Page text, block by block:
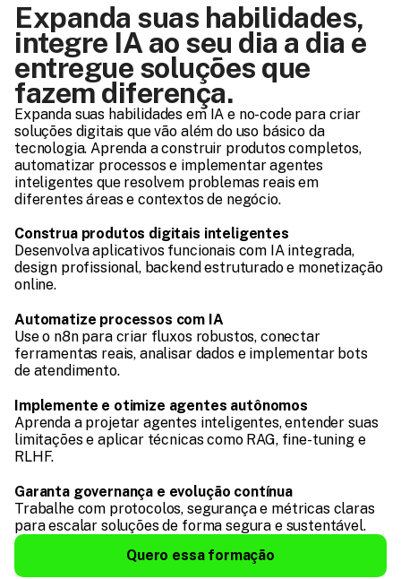
Expanda suas habilidades,
integre IA ao seu dia a dia e
entregue soluções que
fazem diferença.
Expanda suas habilidades em IA e no-code para criar
soluções digitais que vão além do uso básico da
tecnologia. Aprenda a construir produtos completos,
automatizar processos e implementar agentes
inteligentes que resolvem problemas reais em
diferentes áreas e contextos de negócio.
Construa produtos digitais inteligentes
Desenvolva aplicativos funcionais com IA integrada,
design profissional, backend estruturado e monetização
online.
Automatize processos com IA
Use o n8n para criar fluxos robustos, conectar
ferramentas reais, analisar dados e implementar bots
de atendimento.
Implemente e otimize agentes autônomos
Aprenda a projetar agentes inteligentes, entender suas
limitações e aplicar técnicas como RAG, fine-tuning e
RLHF.
Garanta governança e evolução contínua
Trabalhe com protocolos, segurança e métricas claras
para escalar soluções de forma segura e sustentável.
Quero essa formação